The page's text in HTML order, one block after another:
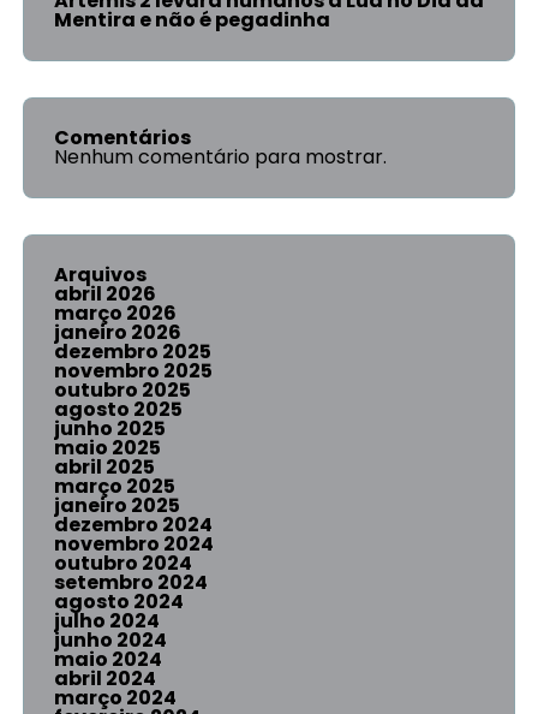
Mentira e não é pegadinha
Comentários
Nenhum comentário para mostrar.
Arquivos
abril 2026
março 2026
janeiro 2026
dezembro 2025
novembro 2025
outubro 2025
agosto 2025
junho 2025
maio 2025
abril 2025
março 2025
janeiro 2025
dezembro 2024
novembro 2024
outubro 2024
setembro 2024
agosto 2024
julho 2024
junho 2024
maio 2024
abril 2024
março 2024